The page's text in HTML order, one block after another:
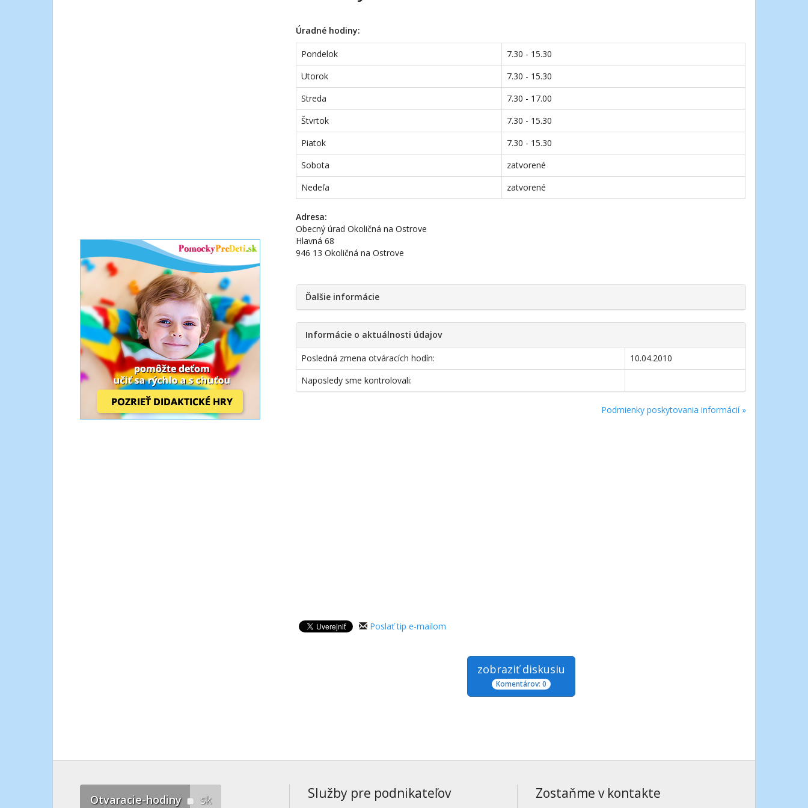
Úradné hodiny:
Pondelok
7.30 - 15.30
Utorok
7.30 - 15.30
Streda
7.30 - 17.00
Štvrtok
7.30 - 15.30
Piatok
7.30 - 15.30
Sobota
zatvorené
Nedeľa
zatvorené
Adresa:
Obecný úrad Okoličná na Ostrove
Hlavná 68
946 13 Okoličná na Ostrove
Ďalšie informácie
Informácie o aktuálnosti údajov
Posledná zmena otváracích hodín:
10.04.2010
Naposledy sme kontrolovali:
Podmienky poskytovania informácií »
Poslať tip e-mailom
zobraziť diskusiu
Komentárov: 0
Otvaracie-hodiny sk Služby pre podnikateľov Zostaňme v kontakte